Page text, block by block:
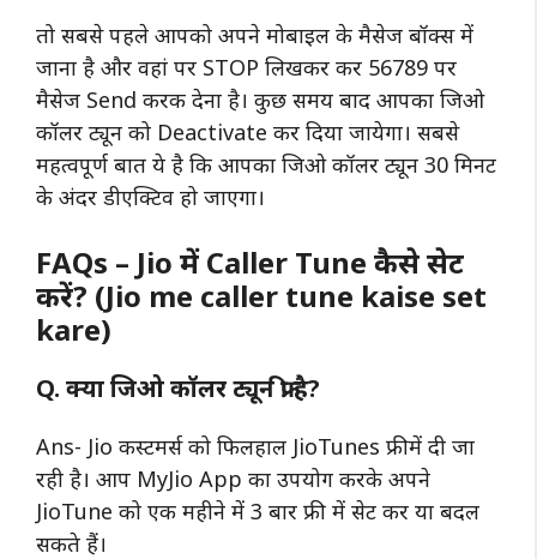
तो सबसे पहले आपको अपने मोबाइल के मैसेज बॉक्स में
जाना है और वहां पर STOP लिखकर कर 56789 पर
मैसेज Send करक देना है। कुछ समय बाद आपका जिओ
कॉलर ट्यून को Deactivate कर दिया जायेगा। सबसे
महत्वपूर्ण बात ये है कि आपका जिओ कॉलर ट्यून 30 मिनट
के अंदर डीएक्टिव हो जाएगा।
FAQs – Jio में Caller Tune कैसे सेट
करें? (Jio me caller tune kaise set
kare)
Q. क्या जिओ कॉलर ट्यून फ्री है?
Ans- Jio कस्टमर्स को फिलहाल JioTunes फ्रीमें दी जा
रही है। आप MyJio App का उपयोग करके अपने
JioTune को एक महीने में 3 बार फ्री में सेट कर या बदल
सकते हैं।